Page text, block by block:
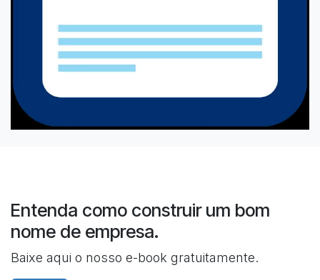
Entenda como construir um bom
nome de empresa.
Baixe aqui o nosso e-book gratuitamente.